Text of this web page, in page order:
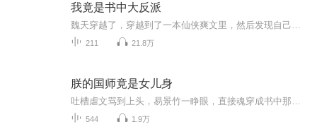
我竟是书中大反派
211 21.8万
朕的国师竟是女儿身
544 1.9万